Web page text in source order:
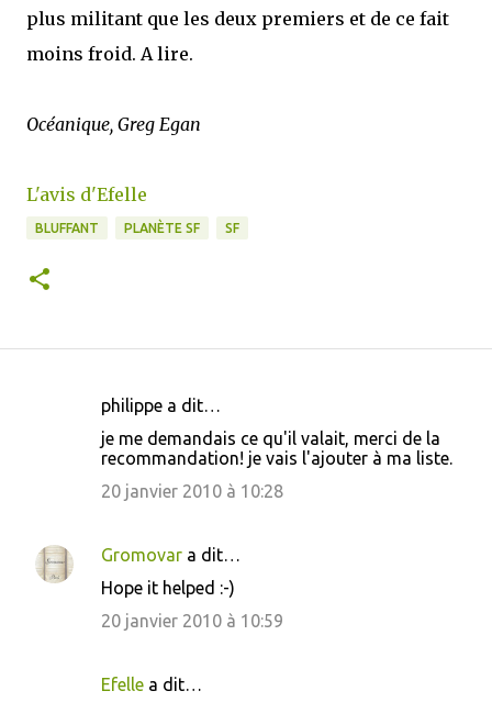
plus militant que les deux premiers et de ce fait
moins froid. A lire.
Océanique, Greg Egan
L'avis d'Efelle
BLUFFANT PLANÈTE SF SF
e
n
philippe a dit…
je me demandais ce qu'il valait, merci de la
recommandation! je vais l'ajouter à ma liste.
20 janvier 2010 à 10:28
Gromovar a dit…
Hope it helped :-)
20 janvier 2010 à 10:59
Efelle a dit…